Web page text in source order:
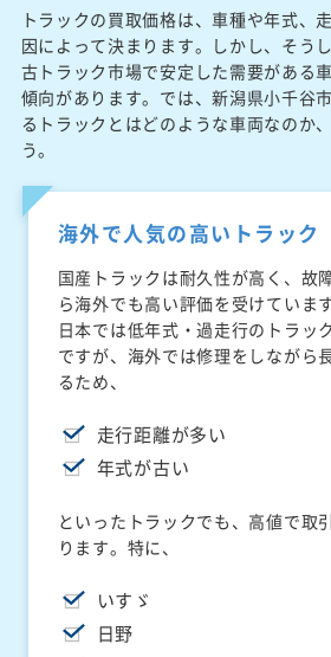
トラックの買取価格は、車種や年式、
因によって決まります。しかし、そう
古トラック市場で安定した需要がある
傾向があります。では、新潟県小千谷
るトラックとはどのような車両なのか
う。
海外で人気の高いトラック
国産トラックは耐久性が高く、故
ら海外でも高い評価を受けています
日本では低年式・過走行のトラッ
ですが、海外では修理をしながら
るため、
走行距離が多い
年式が古い
といったトラックでも、高値で取
ります。特に、
いすゞ
日野